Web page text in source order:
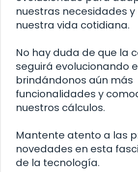
nuestras necesidades
nuestra vida cotidiana.
No hay duda de que la
seguirá evolucionando
brindándonos aún más
funcionalidades y
nuestros cálculos.
Mantente atento a las
novedades en esta
de la tecnología.